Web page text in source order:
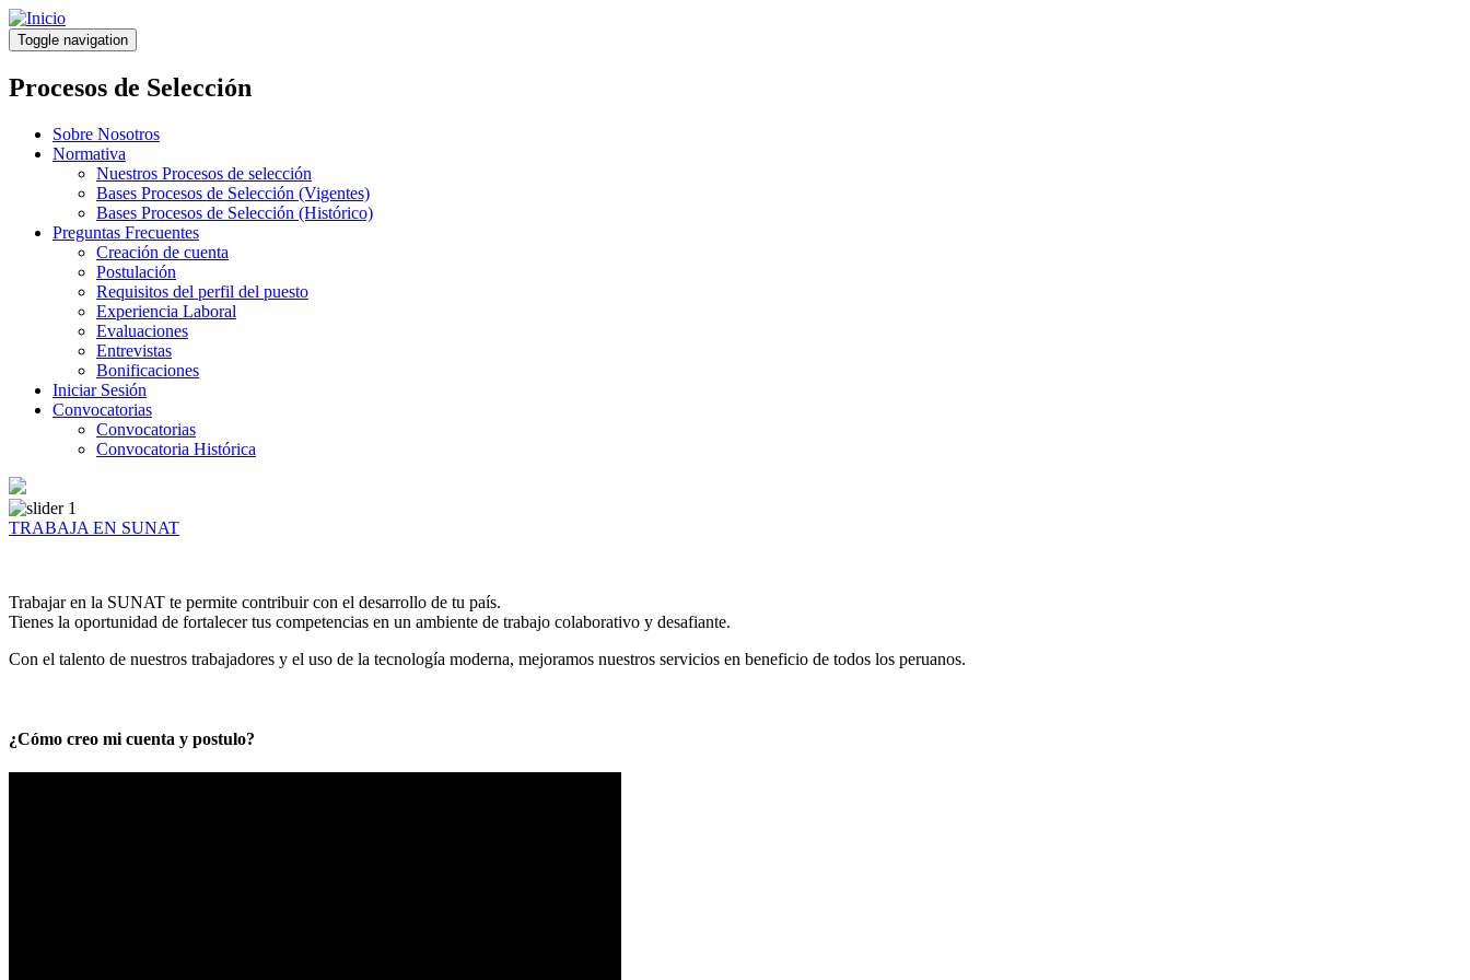
Pasar
al
contenido
principal
Toggle navigation
Procesos de Selección
Sobre Nosotros
Normativa
Nuestros Procesos de selección
Bases Procesos de Selección (Vigentes)
Bases Procesos de Selección (Histórico)
Preguntas Frecuentes
Creación de cuenta
Postulación
Requisitos del perfil del puesto
Experiencia Laboral
Evaluaciones
Entrevistas
Bonificaciones
Iniciar Sesión
Convocatorias
Convocatorias
Convocatoria Histórica
TRABAJA EN SUNAT
Trabajar en la SUNAT te permite contribuir con el desarrollo de tu país.
Tienes la oportunidad de fortalecer tus competencias en un ambiente de trabajo colaborativo y desafiante.
Con el talento de nuestros trabajadores y el uso de la tecnología moderna, mejoramos nuestros servicios en beneficio de todos los peruanos.
¿Cómo creo mi cuenta y postulo?